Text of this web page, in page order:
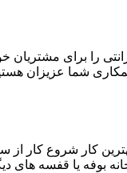
برای مشتریان
شما عزیزان
کار شروع کار
بوفه یا قفسه